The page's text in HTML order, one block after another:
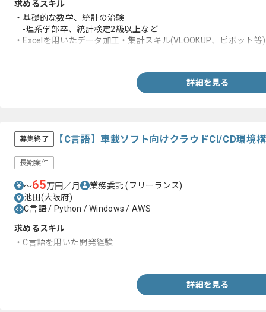
求めるスキル
・基礎的な数学、統計の治験
-理系学部卒、統計検定2級以上など
・Excelを用いたデータ加工・集計スキル(VLOOKUP、ピボット等)
詳細を見る
募集終了 【C言語】車載ソフト向けクラウドCI/CD環境
長期案件
〜65万円／月 業務委託(フリーランス)
池田(大阪府)
C言語 / Python / Windows / AWS
求めるスキル
・C言語を用いた開発経験
詳細を見る